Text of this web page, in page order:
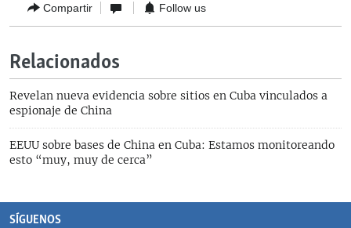
Compartir Follow us
Relacionados
Revelan nueva evidencia sobre sitios en Cuba vinculados a
espionaje de China
EEUU sobre bases de China en Cuba: Estamos monitoreando
esto “muy, muy de cerca”
SÍGUENOS